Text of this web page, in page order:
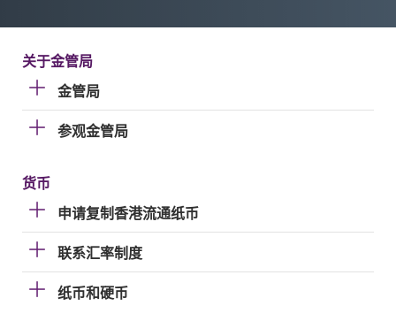
关于金管局
金管局
参观金管局
货币
申请复制香港流通纸币
联系汇率制度
纸币和硬币